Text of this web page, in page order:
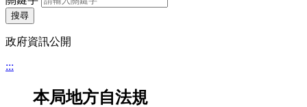
搜尋
政府資訊公開
:::
本局地方自法規